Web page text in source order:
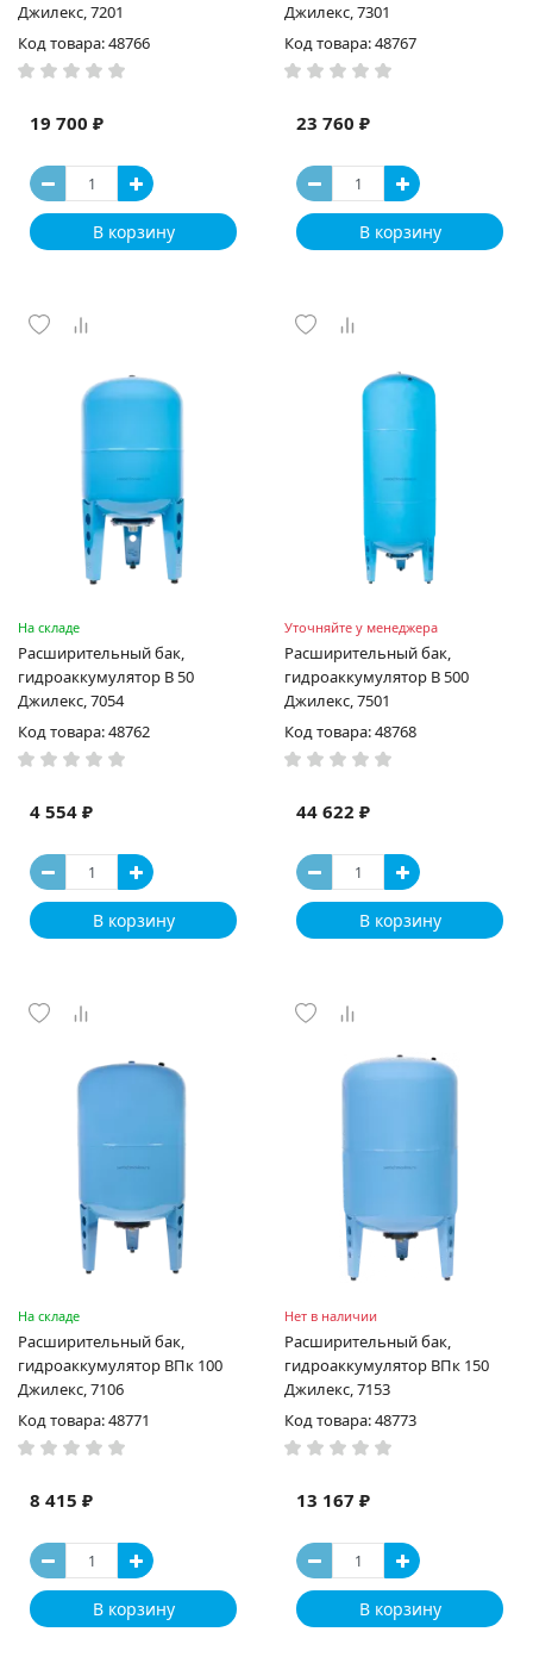
Джилекс, 7201
Код товара: 48766
19 700 ₽
В корзину
Джилекс, 7301
Код товара: 48767
23 760 ₽
В корзину
На складе
Расширительный бак,
гидроаккумулятор В 50
Джилекс, 7054
Код товара: 48762
4 554 ₽
В корзину
Уточняйте у менеджера
Расширительный бак,
гидроаккумулятор В 500
Джилекс, 7501
Код товара: 48768
44 622 ₽
В корзину
На складе
Расширительный бак,
гидроаккумулятор ВПк 100
Джилекс, 7106
Код товара: 48771
8 415 ₽
В корзину
Нет в наличии
Расширительный бак,
гидроаккумулятор ВПк 150
Джилекс, 7153
Код товара: 48773
13 167 ₽
В корзину